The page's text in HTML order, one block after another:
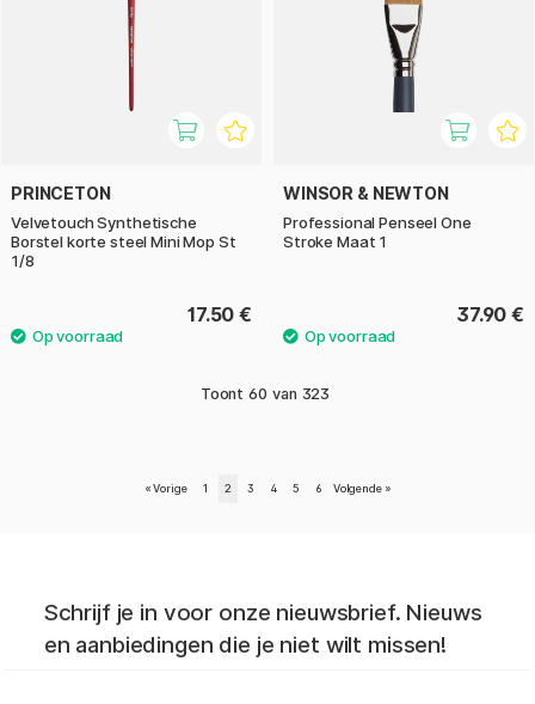
PRINCETON
Velvetouch Synthetische
Borstel korte steel Mini Mop St
1/8
17.50 €
WINSOR & NEWTON
Professional Penseel One
Stroke Maat 1
37.90 €
Toont 60 van 323
« Vorige 1 2 3 4 5 6 Volgende »
Schrijf je in voor onze nieuwsbrief. Nieuws
en aanbiedingen die je niet wilt missen!